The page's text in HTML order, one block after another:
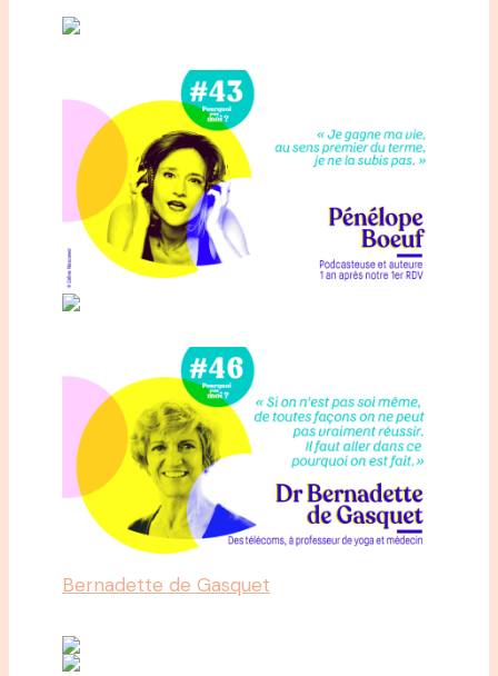
Bernadette de Gasquet